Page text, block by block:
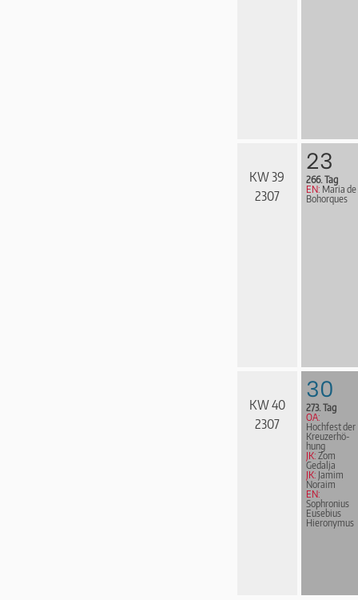
KW 39
2307
23
266. Tag
EN: Maria de
Bohorques
KW 40
2307
30
273. Tag
OA:
Hochfest der
Kreuz­er­hö­
hung
JK: Zom
Gedalja
JK: Jamim
Noraim
EN:
Sophronius
Eusebius
Hieronymus